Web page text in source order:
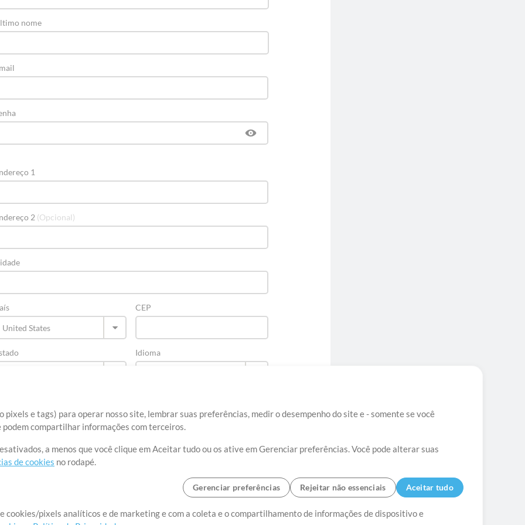
e tags) para operar nosso site, lembrar suas preferências, medir o desempenho do site e - somente se você
compartilhar informações com terceiros.
a menos que você clique em Aceitar tudo ou os ative em Gerenciar preferências. Você pode alterar suas
de cookies no rodapé.
Gerenciar preferências Rejeitar não essenciais Aceitar tudo
cookies/pixels analíticos e de marketing e com a coleta e o compartilhamento de informações de dispositivo e
nome
1
2 (Opcional)
CEP
Idioma
Termos de Uso Política de Privacidade Preferências de cookies
Contato